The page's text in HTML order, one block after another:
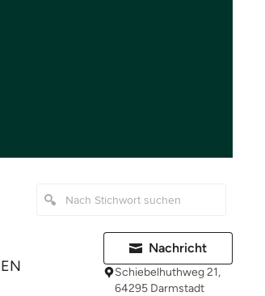
Nachricht
Schiebelhuthweg 21,
64295 Darmstadt